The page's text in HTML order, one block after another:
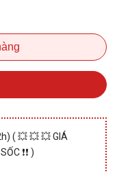
( 💥 💥 💥 GIÁ
❗❗ )